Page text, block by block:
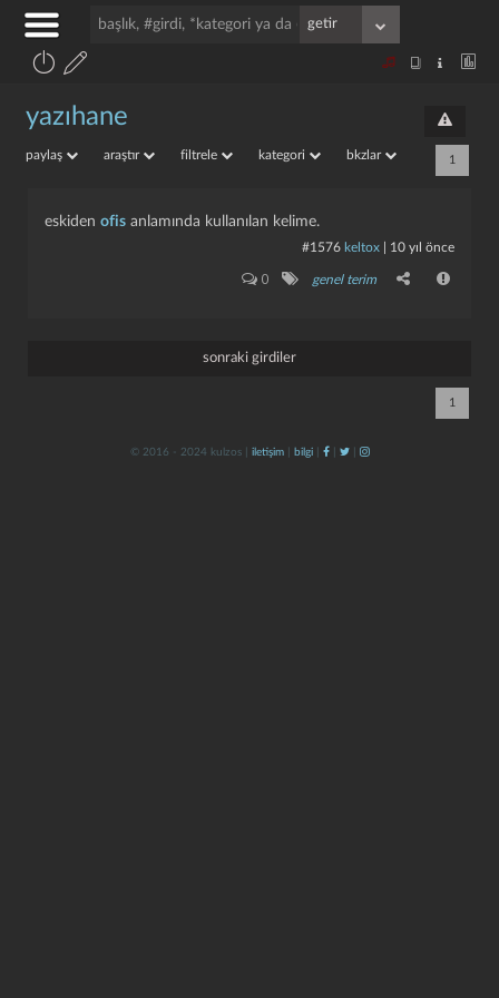
yazıhane
paylaş araştır filtrele kategori bkzlar 1
eskiden ofis anlamında kullanılan kelime.
#1576 keltox 10 yıl önce
0 genel terim
sonraki girdiler
1
© 2016 - 2024 kulzos | iletişim| bilgi| | |